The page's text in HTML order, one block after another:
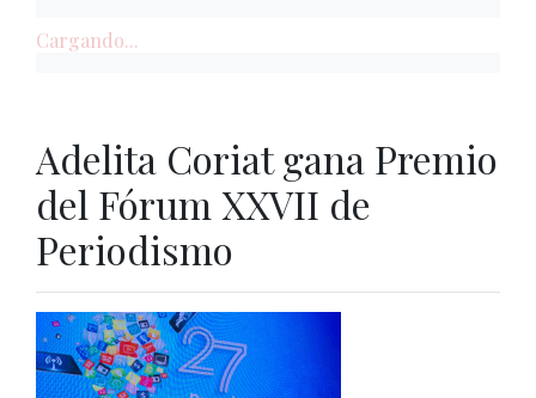
Cargando...
Adelita Coriat gana Premio
del Fórum XXVII de
Periodismo